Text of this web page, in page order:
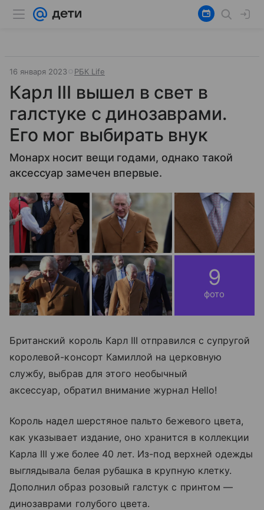
16 января 2023 РБК Life
Карл III вышел в свет в
галстуке с динозаврами.
Его мог выбирать внук
Монарх носит вещи годами, однако такой
аксессуар замечен впервые.
9
фото
Британский король Карл III отправился с супругой
королевой-консорт Камиллой на церковную
службу, выбрав для этого необычный
аксессуар, обратил внимание журнал Hello!
Король надел шерстяное пальто бежевого цвета,
как указывает издание, оно хранится в коллекции
Карла III уже более 40 лет. Из-под верхней одежды
выглядывала белая рубашка в крупную клетку.
Дополнил образ розовый галстук с принтом —
динозаврами голубого цвета.